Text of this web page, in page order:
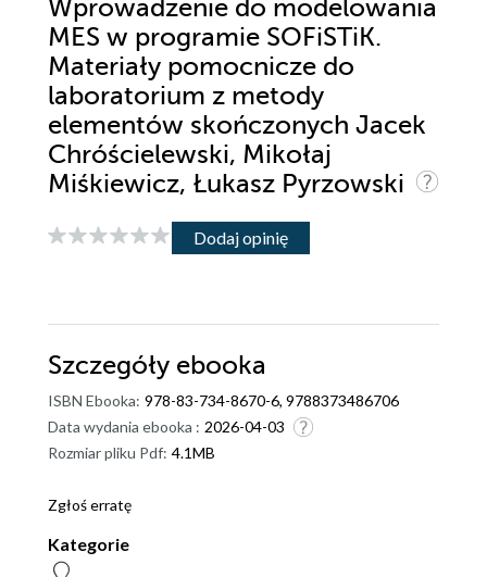
Wprowadzenie do modelowania
MES w programie SOFiSTiK.
Materiały pomocnicze do
laboratorium z metody
elementów skończonych Jacek
Chróścielewski, Mikołaj
Miśkiewicz, Łukasz Pyrzowski
Dodaj opinię
Szczegóły ebooka
ISBN Ebooka: 978-83-734-8670-6, 9788373486706
Data wydania ebooka : 2026-04-03
Rozmiar pliku Pdf: 4.1MB
Zgłoś erratę
Kategorie